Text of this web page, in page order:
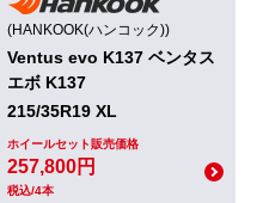
(HANKOOK(ハンコック))
Ventus evo K137 ベンタス
エボ K137
215/35R19 XL
ホイールセット販売価格
257,800円
税込/4本